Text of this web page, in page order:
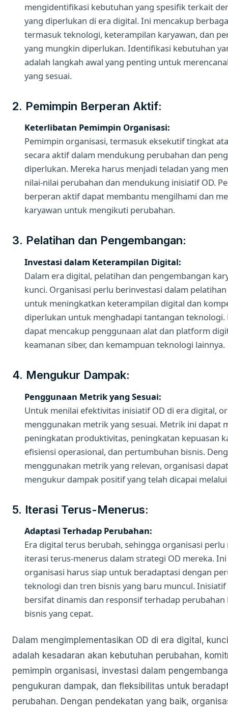
mengidentifikasi kebutuhan yang spesifik terkait
yang diperlukan di era digital. Ini mencakup
termasuk teknologi, keterampilan karyawan, dan
yang mungkin diperlukan. Identifikasi kebutuhan
adalah langkah awal yang penting untuk
yang sesuai.
2. Pemimpin Berperan Aktif:
Keterlibatan Pemimpin Organisasi:
Pemimpin organisasi, termasuk eksekutif tingkat
secara aktif dalam mendukung perubahan dan
diperlukan. Mereka harus menjadi teladan yang
nilai-nilai perubahan dan mendukung inisiatif OD.
berperan aktif dapat membantu mengilhami dan
karyawan untuk mengikuti perubahan.
3. Pelatihan dan Pengembangan:
Investasi dalam Keterampilan Digital:
Dalam era digital, pelatihan dan pengembangan
kunci. Organisasi perlu berinvestasi dalam
untuk meningkatkan keterampilan digital dan
diperlukan untuk menghadapi tantangan teknologi.
dapat mencakup penggunaan alat dan platform
keamanan siber, dan kemampuan teknologi lainnya.
4. Mengukur Dampak:
Penggunaan Metrik yang Sesuai:
Untuk menilai efektivitas inisiatif OD di era digital,
menggunakan metrik yang sesuai. Metrik ini dapat
peningkatan produktivitas, peningkatan kepuasan
efisiensi operasional, dan pertumbuhan bisnis.
menggunakan metrik yang relevan, organisasi
mengukur dampak positif yang telah dicapai
5. Iterasi Terus-Menerus:
Adaptasi Terhadap Perubahan:
Era digital terus berubah, sehingga organisasi perlu
iterasi terus-menerus dalam strategi OD mereka.
organisasi harus siap untuk beradaptasi dengan
teknologi dan tren bisnis yang baru muncul. Inisiatif
bersifat dinamis dan responsif terhadap
bisnis yang cepat.
Dalam mengimplementasikan OD di era digital,
adalah kesadaran akan kebutuhan perubahan,
pemimpin organisasi, investasi dalam
pengukuran dampak, dan fleksibilitas untuk
perubahan. Dengan pendekatan yang baik,